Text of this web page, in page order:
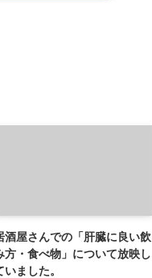
酒屋さんでの「肝臓に良い飲
方・食べ物」について放映し
いました。